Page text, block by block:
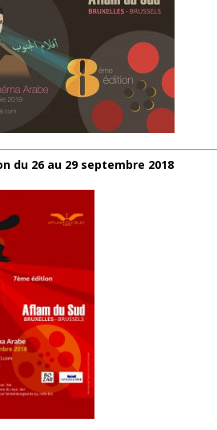
du 26 au 29 septembre 2018